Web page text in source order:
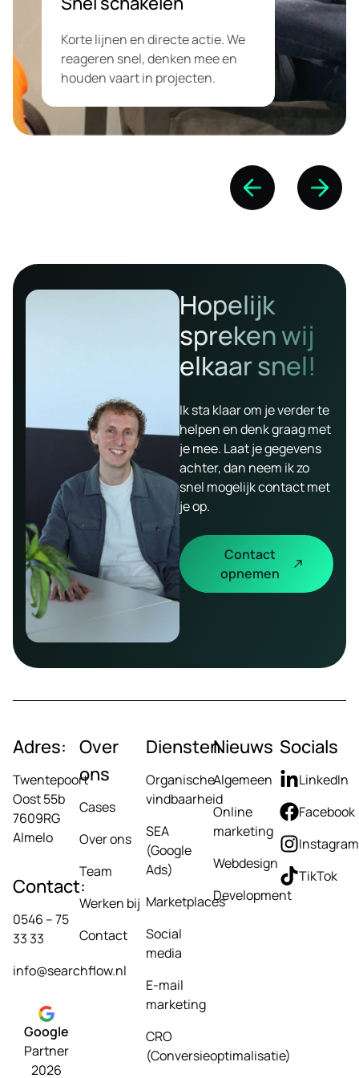
Korte lijnen en directe actie. We
reageren snel, denken mee en
houden vaart in projecten.
Hopelijk
spreken wij
elkaar snel!
Ik sta klaar om je verder te
helpen en denk graag met
je mee. Laat je gegevens
achter, dan neem ik zo
snel mogelijk contact met
je op.
Contact
opnemen
Adres:
Twentepoort
Oost 55b
7609RG
Almelo
Contact:
0546 – 75
33 33
info@searchflow.nl
Google
Partner
2026
Over
ons
Cases
Over ons
Team
Werken bij
Contact
Diensten
Organische
vindbaarheid
SEA
(Google
Ads)
Marketplaces
Social
media
E-mail
marketing
CRO
(Conversieoptimalisatie)
Nieuws
Algemeen
Online
marketing
Webdesign
Development
Socials
LinkedIn
Facebook
Instagram
TikTok